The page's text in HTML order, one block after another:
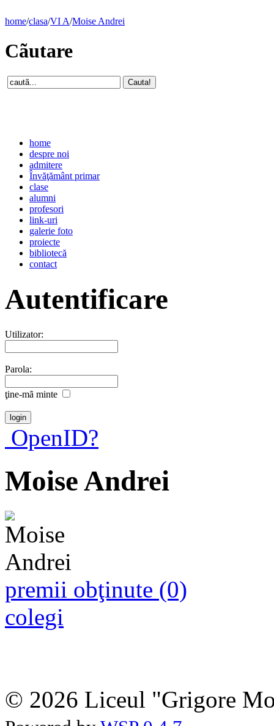
home/clasa/VI A/Moise Andrei
Cãutare
home
despre noi
admitere
Învăţământ primar
clase
alumni
profesori
link-uri
galerie foto
proiecte
bibliotecă
contact
Autentificare
Utilizator:
Parola:
ţine-mã minte
OpenID?
Moise Andrei
premii obţinute (0)
colegi
© 2026 Liceul "Grigore